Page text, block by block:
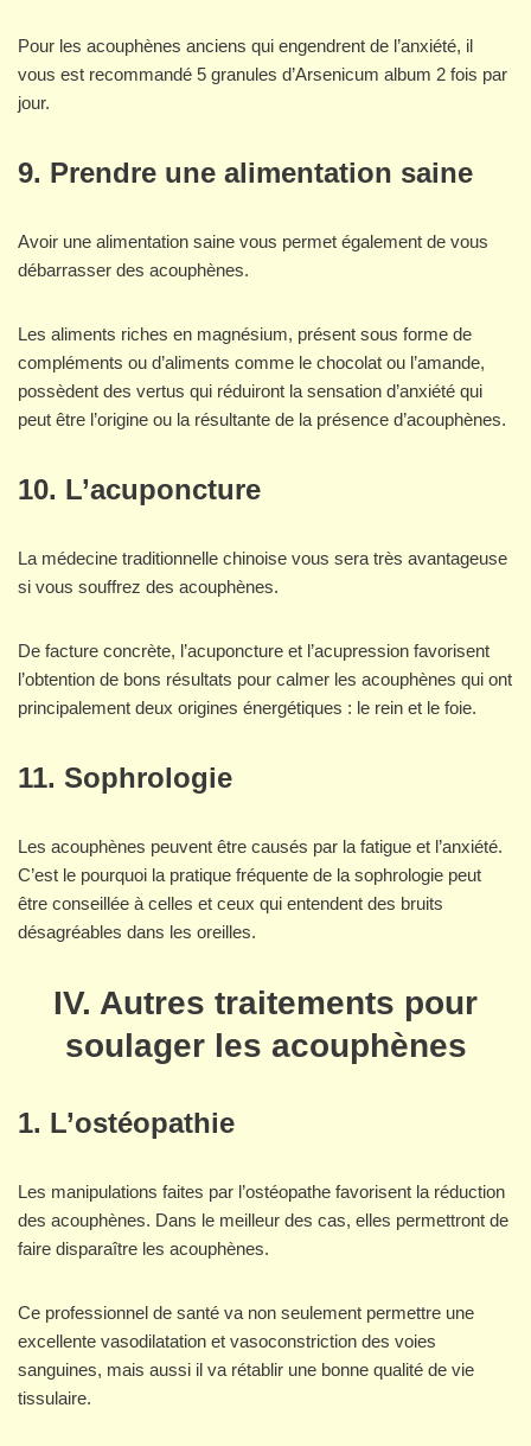
Pour les acouphènes anciens qui engendrent de l’anxiété, il
vous est recommandé 5 granules d’Arsenicum album 2 fois par
jour.
9. Prendre une alimentation saine
Avoir une alimentation saine vous permet également de vous
débarrasser des acouphènes.
Les aliments riches en magnésium, présent sous forme de
compléments ou d’aliments comme le chocolat ou l’amande,
possèdent des vertus qui réduiront la sensation d’anxiété qui
peut être l’origine ou la résultante de la présence d’acouphènes.
10. L’acuponcture
La médecine traditionnelle chinoise vous sera très avantageuse
si vous souffrez des acouphènes.
De facture concrète, l’acuponcture et l’acupression favorisent
l’obtention de bons résultats pour calmer les acouphènes qui ont
principalement deux origines énergétiques : le rein et le foie.
11. Sophrologie
Les acouphènes peuvent être causés par la fatigue et l’anxiété.
C’est le pourquoi la pratique fréquente de la sophrologie peut
être conseillée à celles et ceux qui entendent des bruits
désagréables dans les oreilles.
IV. Autres traitements pour
soulager les acouphènes
1. L’ostéopathie
Les manipulations faites par l’ostéopathe favorisent la réduction
des acouphènes. Dans le meilleur des cas, elles permettront de
faire disparaître les acouphènes.
Ce professionnel de santé va non seulement permettre une
excellente vasodilatation et vasoconstriction des voies
sanguines, mais aussi il va rétablir une bonne qualité de vie
tissulaire.